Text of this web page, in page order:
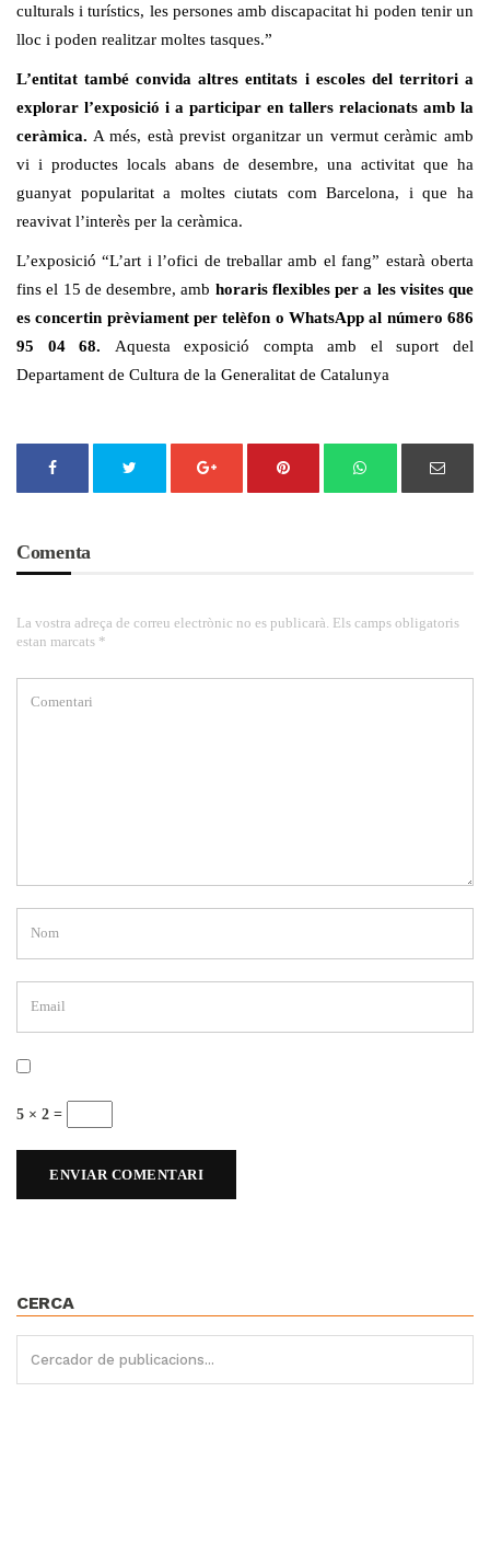
culturals i turístics, les persones amb discapacitat hi poden tenir un
lloc i poden realitzar moltes tasques.”
L’entitat també convida altres entitats i escoles del territori a
explorar l’exposició i a participar en tallers relacionats amb la
ceràmica. A més, està previst organitzar un vermut ceràmic amb
vi i productes locals abans de desembre, una activitat que ha
guanyat popularitat a moltes ciutats com Barcelona, i que ha
reavivat l’interès per la ceràmica.
L’exposició “L’art i l’ofici de treballar amb el fang” estarà oberta
fins el 15 de desembre, amb horaris flexibles per a les visites que
es concertin prèviament per telèfon o WhatsApp al número 686
95 04 68. Aquesta exposició compta amb el suport del
Departament de Cultura de la Generalitat de Catalunya
Comenta
La vostra adreça de correu electrònic no es publicarà. Els camps obligatoris
estan marcats *
5 × 2 =
CERCA